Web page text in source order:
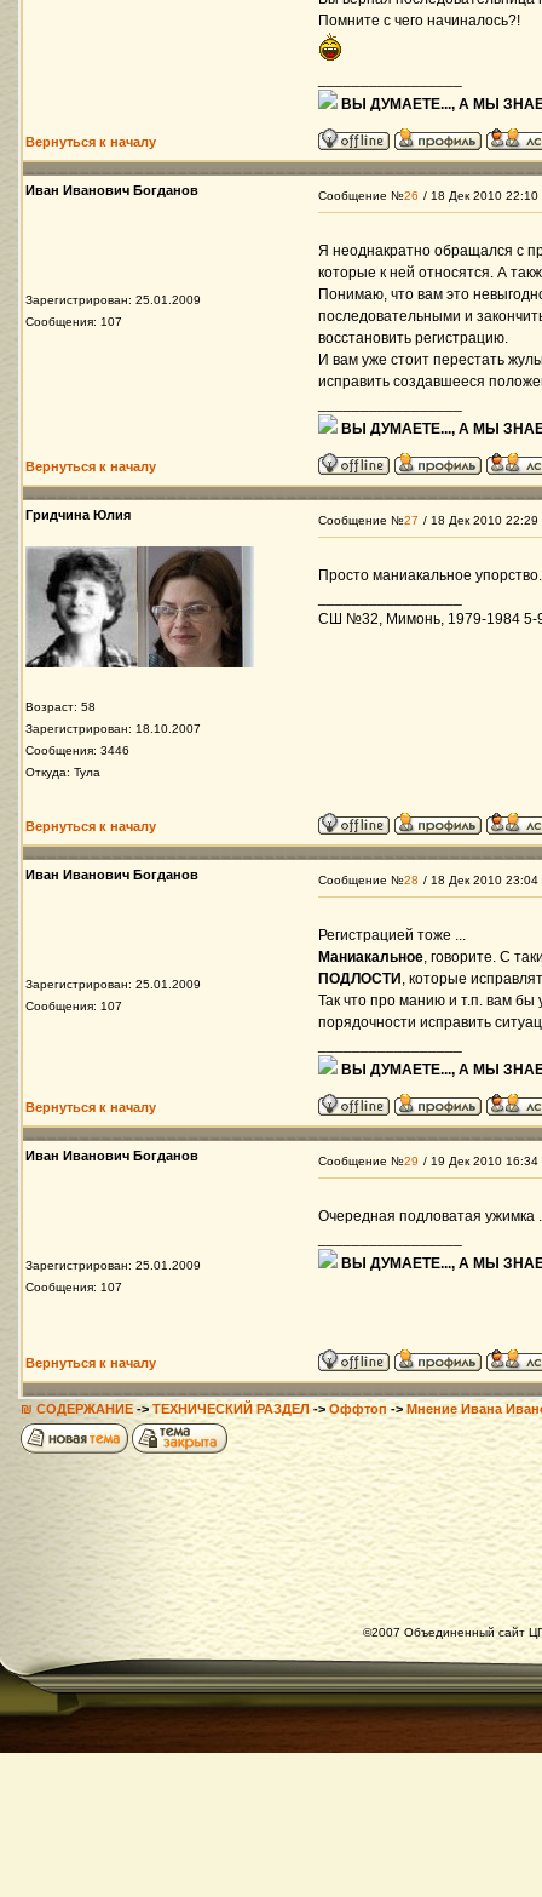
Помните с чего начиналось?!
ВЫ ДУМАЕТЕ..., А МЫ
Вернуться к началу
Иван Иванович Богданов
Зарегистрирован: 25.01.2009
Сообщения: 107
Сообщение №26 / 18 Дек 2010 22:10
Я неоднакратно обращался с
которые к ней относятся. А
Понимаю, что вам это
последовательными и
восстановить регистрацию.
И вам уже стоит перестать
исправить создавшееся
ВЫ ДУМАЕТЕ..., А МЫ
Вернуться к началу
Гридчина Юлия
Возраст: 58
Зарегистрирован: 18.10.2007
Сообщения: 3446
Откуда: Тула
Сообщение №27 / 18 Дек 2010 22:29
Просто маниакальное
СШ №32, Мимонь, 1979-1984 5-9
Вернуться к началу
Иван Иванович Богданов
Зарегистрирован: 25.01.2009
Сообщения: 107
Сообщение №28 / 18 Дек 2010 23:04
Регистрацией тоже ...
Маниакальное, говорите. С
ПОДЛОСТИ , которые
Так что про манию и т.п. вам бы
порядочности исправить
ВЫ ДУМАЕТЕ..., А МЫ
Вернуться к началу
Иван Иванович Богданов
Зарегистрирован: 25.01.2009
Сообщения: 107
Сообщение №29 / 19 Дек 2010 16:34
Очередная подловатая ужимка
ВЫ ДУМАЕТЕ..., А МЫ
Вернуться к началу
₪ СОДЕРЖАНИЕ->ТЕХНИЧЕСКИЙ РАЗДЕЛ -> Оффтоп -> Мнение Ивана
©2007 Объединенный сайт